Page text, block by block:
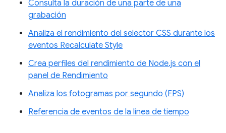
Consulta la duración de una parte de una
grabación
Analiza el rendimiento del selector CSS durante los
eventos Recalculate Style
Crea perfiles del rendimiento de Node.js con el
panel de Rendimiento
Analiza los fotogramas por segundo (FPS)
Referencia de eventos de la línea de tiempo